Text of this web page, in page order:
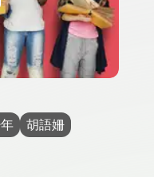
胡語姍